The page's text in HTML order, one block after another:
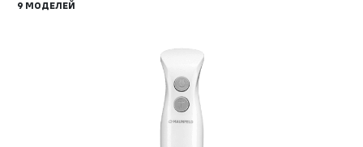
9 МОДЕЛЕЙ